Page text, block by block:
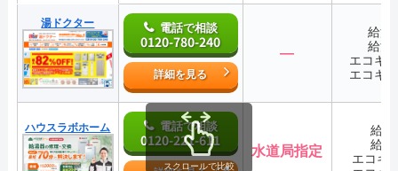
湯ドクター 電話で相談
0120-780-240
詳細を見る
―
給湯
給湯
エコキ
エコキ
ハウスラボホーム 電話で相談
0120-221-611
水道局指定
給
給
エコキ
スクロールで比較